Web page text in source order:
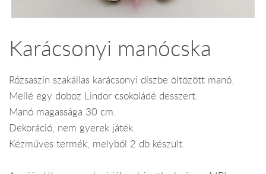
Karácsonyi manócska
Rózsaszín szakállas karácsonyi díszbe öltözött manó.
Mellé egy doboz Lindor csokoládé desszert.
Manó magassága 30 cm.
Dekoráció, nem gyerek játék.
Kézműves termék, melyből 2 db készült.